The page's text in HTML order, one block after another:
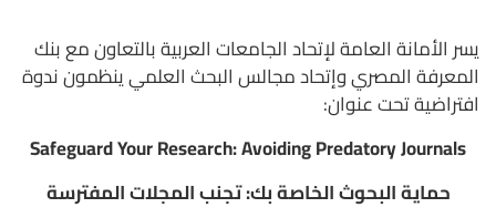
يسر الأمانة العامة لإتحاد الجامعات العربية بالتعاون مع بنك
المعرفة المصري وإتحاد مجالس البحث العلمي ينظمون ندوة
افتراضية تحت عنوان:
Safeguard Your Research: Avoiding Predatory Journals
حماية البحوث الخاصة بك: تجنب المجلات المفترسة